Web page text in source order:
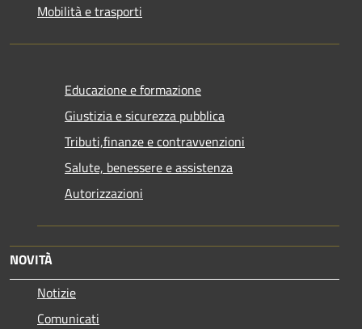
Mobilità e trasporti
Educazione e formazione
Giustizia e sicurezza pubblica
Tributi,finanze e contravvenzioni
Salute, benessere e assistenza
Autorizzazioni
NOVITÀ
Notizie
Comunicati